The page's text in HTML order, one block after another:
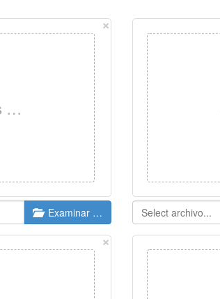
×
…
Examinar …
×